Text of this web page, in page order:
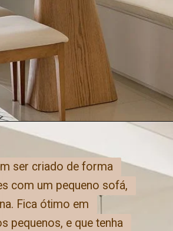
ser criado de forma
com um pequeno sofá,
Fica ótimo em
pequenos, e que tenha
ser criado de forma
com um pequeno sofá,
Fica ótimo em
pequenos, e que tenha